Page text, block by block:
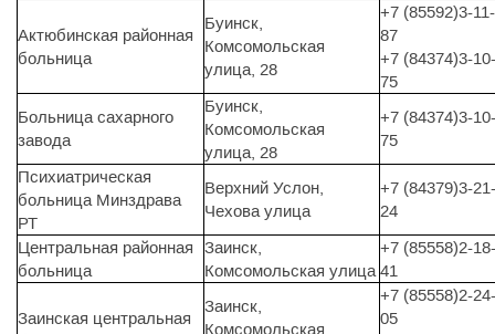
Актюбинская районная
больница
Буинск,
Комсомольская
улица, 28
+7 (85592)3-11-
87
+7 (84374)3-10-
75
Больница cахарного
завода
Буинск,
Комсомольская
улица, 28
+7 (84374)3-10-
75
Психиатрическая
больница Минздрава
РТ
Верхний Услон,
Чехова улица
+7 (84379)3-21-
24
Центральная районная
больница
Заинск,
Комсомольская улица
+7 (85558)2-18-
41
Заинская центральная
Заинск,
Комсомольская
+7 (85558)2-24-
05